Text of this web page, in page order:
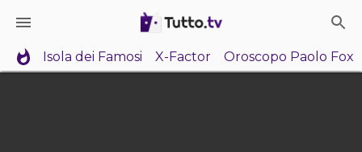
Isola dei Famosi X-Factor Oroscopo Paolo Fox